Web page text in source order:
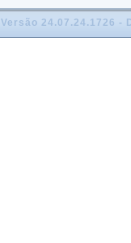
Versão 24.07.24.1726 -